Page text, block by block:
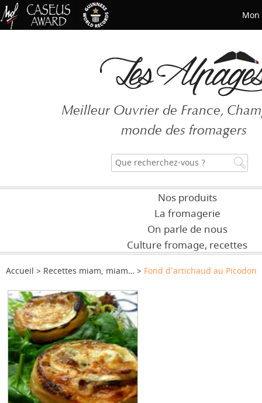
Meilleur Ouvrier de France,
monde des fromagers
Nos produits
La fromagerie
On parle de nous
Culture fromage, recettes
Accueil Recettes miam, miam… Fond d’artichaud au Picodon
Mot de passe oublié ?
CRÉER UN